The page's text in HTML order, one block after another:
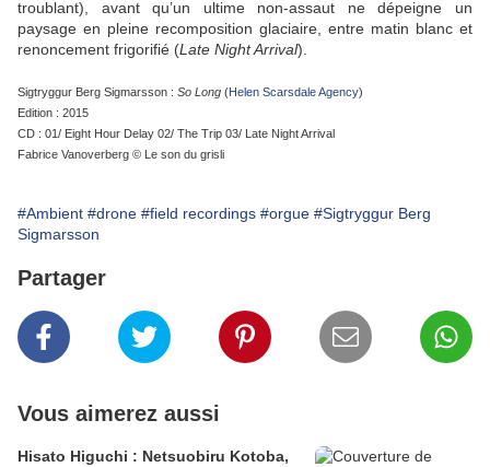
troublant), avant qu’un ultime non-assaut ne dépeigne un
paysage en pleine recomposition glaciaire, entre matin blanc et
renoncement frigorifié (Late Night Arrival).
Sigtryggur Berg Sigmarsson : So Long (Helen Scarsdale Agency)
Edition : 2015
CD : 01/ Eight Hour Delay 02/ The Trip 03/ Late Night Arrival
Fabrice Vanoverberg © Le son du grisli
#Ambient #drone #field recordings #orgue #Sigtryggur Berg
Sigmarsson
Partager
Vous aimerez aussi
Hisato Higuchi : Netsuobiru Kotoba,